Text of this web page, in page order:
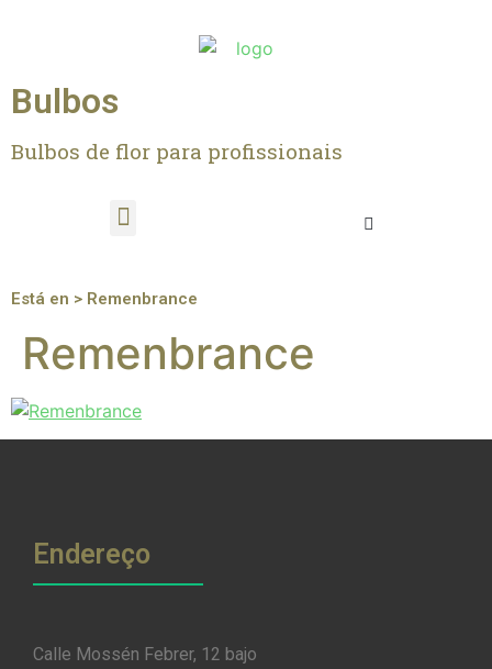
Bulbos
Bulbos de flor para profissionais
Está en > Remenbrance
Remenbrance
Endereço
Calle Mossén Febrer, 12 bajo